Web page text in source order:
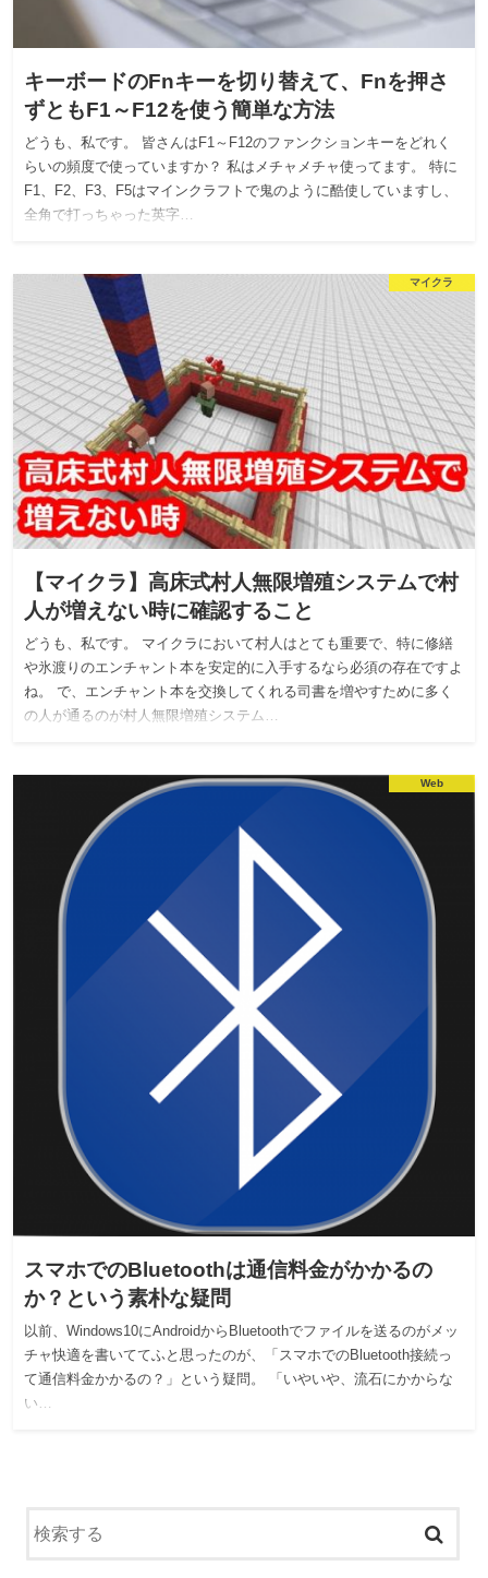
キーボードのFnキーを切り替えて、Fnを押さ
ずともF1～F12を使う簡単な方法
どうも、私です。 皆さんはF1～F12のファンクションキーをどれく
らいの頻度で使っていますか？ 私はメチャメチャ使ってます。 特に
F1、F2、F3、F5はマインクラフトで鬼のように酷使していますし、
全角で打っちゃった英字…
マイクラ
【マイクラ】高床式村人無限増殖システムで村
人が増えない時に確認すること
どうも、私です。 マイクラにおいて村人はとても重要で、特に修繕
や氷渡りのエンチャント本を安定的に入手するなら必須の存在ですよ
ね。 で、エンチャント本を交換してくれる司書を増やすために多く
の人が通るのが村人無限増殖システム…
Web
スマホでのBluetoothは通信料金がかかるの
か？という素朴な疑問
以前、Windows10にAndroidからBluetoothでファイルを送るのがメッ
チャ快適を書いててふと思ったのが、「スマホでのBluetooth接続っ
て通信料金かかるの？」という疑問。 「いやいや、流石にかからな
い…